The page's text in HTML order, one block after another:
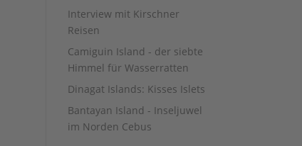
Interview mit Kirschner
Reisen
Camiguin Island - der siebte
Himmel für Wasserratten
Dinagat Islands: Kisses Islets
Bantayan Island - Inseljuwel
im Norden Cebus